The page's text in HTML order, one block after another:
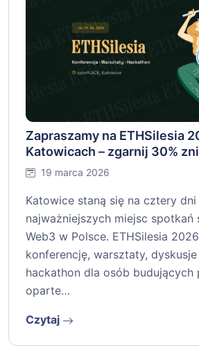
Zapraszamy na ETHSilesia
Katowicach – zgarnij 30%
19 marca 2026
Katowice staną się na cztery
najważniejszych miejsc spotkań
Web3 w Polsce. ETHSilesia
konferencję, warsztaty,
hackathon dla osób budujących
oparte…
Czytaj